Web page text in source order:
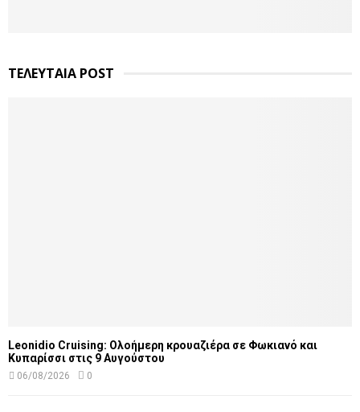
ΤΕΛΕΥΤΑΙΑ POST
Leonidio Cruising: Ολοήμερη κρουαζιέρα σε Φωκιανό και
Κυπαρίσσι στις 9 Αυγούστου
06/08/2026 0